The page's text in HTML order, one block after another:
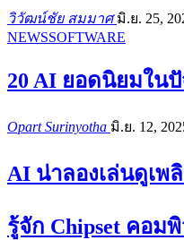
วิวัฒน์ชัย สมมาศมิ.ย. 25,
NEWSSOFTWARE
20 AI ยอดนิยมใน
Opart Surinyotha มิ.ย. 12,
AI น่าลองเล่นดูเพ
รู้จัก Chipset คอม